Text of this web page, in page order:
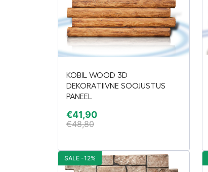
KOBIL WOOD 3D
DEKORATIIVNE SOOJUSTUS
PANEEL
€41,90
€48,80
SALE -12%